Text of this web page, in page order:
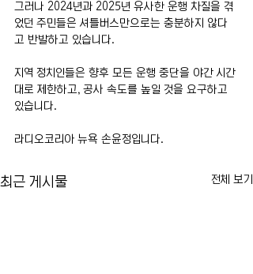
그러나 2024년과 2025년 유사한 운행 차질을 겪
었던 주민들은 셔틀버스만으로는 충분하지 않다
고 반발하고 있습니다.
지역 정치인들은 향후 모든 운행 중단을 야간 시간
대로 제한하고, 공사 속도를 높일 것을 요구하고
있습니다.
라디오코리아 뉴욕 손윤정입니다.
최근 게시물 전체 보기